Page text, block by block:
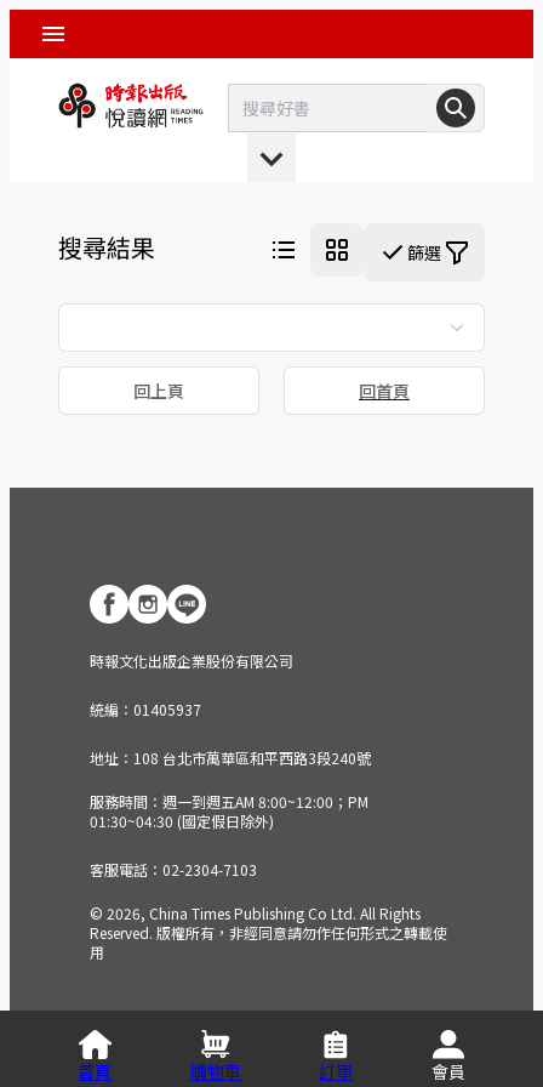
搜尋結果 篩選
回上頁 回首頁
時報文化出版企業股份有限公司
統編：01405937
地址：108 台北市萬華區和平西路3段240號
服務時間：週一到週五AM 8:00~12:00；PM
01:30~04:30 (國定假日除外)
客服電話：02-2304-7103
© 2026, China Times Publishing Co Ltd. All Rights
Reserved. 版權所有，非經同意請勿作任何形式之轉載使
用
首頁 購物車 訂單 會員